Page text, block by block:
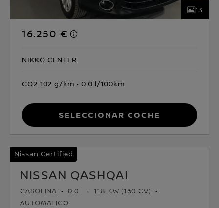
13
16.250 €
NIKKO CENTER
CO2 102 g/km 0.0 l/100km
Seleccionar coche
Nissan Certified
NISSAN QASHQAI
GASOLINA 0.0 l
118 KW (160 CV)
AUTOMATICO